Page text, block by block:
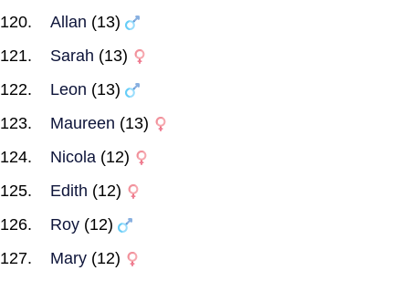
Allan (13)
Sarah (13)
Leon (13)
Maureen (13)
Nicola (12)
Edith (12)
Roy (12)
Mary (12)